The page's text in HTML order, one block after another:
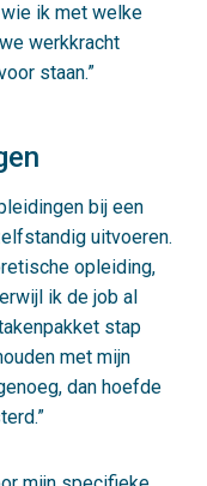
ik met welke
werkkracht
staan.
bij een
uitvoeren.
opleiding,
ik de job al
stap
met mijn
dan hoefde